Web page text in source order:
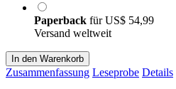
Paperback fürUS$ 54,99
Versand weltweit
In den Warenkorb
Zusammenfassung Leseprobe Details